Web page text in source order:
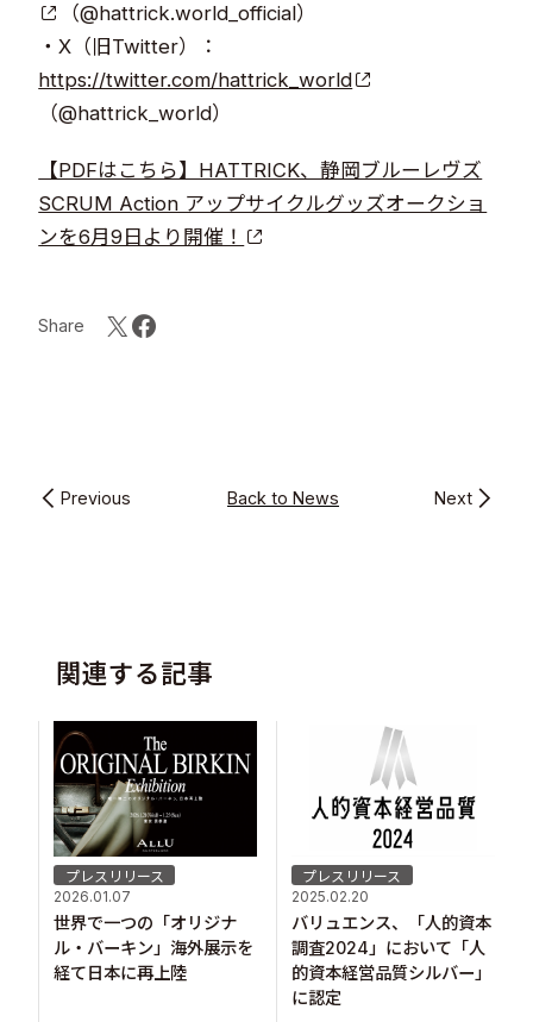
（@hattrick.world_official）
・X（旧Twitter）：
https://twitter.com/hattrick_world
（@hattrick_world）
【PDFはこちら】HATTRICK、静岡ブルーレヴズ
SCRUM Action アップサイクルグッズオークショ
ンを6月9日より開催！
Share
Previous Back to News Next
関連する記事
プレスリリース
2026.01.07
世界で一つの「オリジナ
ル・バーキン」海外展示を
経て日本に再上陸
プレスリリース
2025.02.20
バリュエンス、「人的資本
調査2024」において「人
的資本経営品質シルバー」
に認定